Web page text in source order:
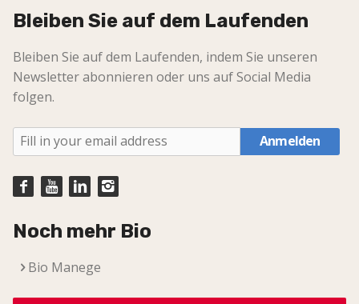
Bleiben Sie auf dem Laufenden
Bleiben Sie auf dem Laufenden, indem Sie unseren
Newsletter abonnieren oder uns auf Social Media
folgen.
Anmelden
Noch mehr Bio
Bio Manege